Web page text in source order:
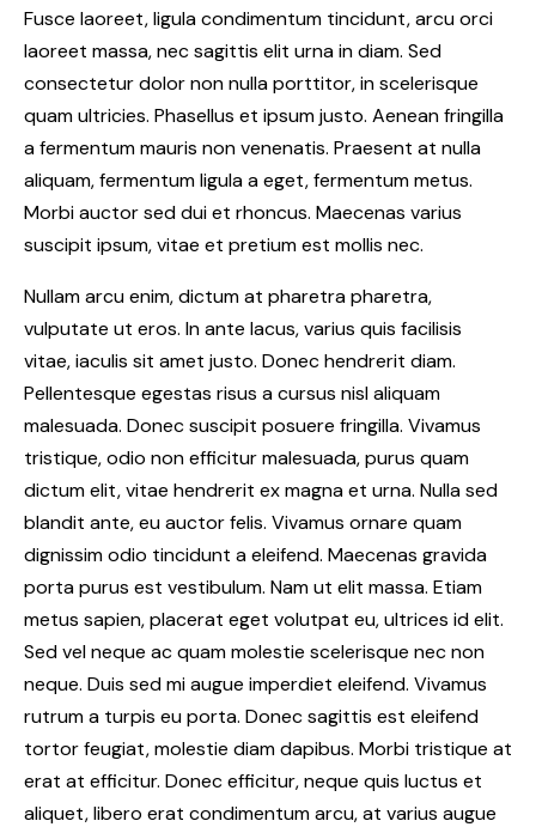
Fusce laoreet, ligula condimentum tincidunt, arcu orci
laoreet massa, nec sagittis elit urna in diam. Sed
consectetur dolor non nulla porttitor, in scelerisque
quam ultricies. Phasellus et ipsum justo. Aenean fringilla
a fermentum mauris non venenatis. Praesent at nulla
aliquam, fermentum ligula a eget, fermentum metus.
Morbi auctor sed dui et rhoncus. Maecenas varius
suscipit ipsum, vitae et pretium est mollis nec.
Nullam arcu enim, dictum at pharetra pharetra,
vulputate ut eros. In ante lacus, varius quis facilisis
vitae, iaculis sit amet justo. Donec hendrerit diam.
Pellentesque egestas risus a cursus nisl aliquam
malesuada. Donec suscipit posuere fringilla. Vivamus
tristique, odio non efficitur malesuada, purus quam
dictum elit, vitae hendrerit ex magna et urna. Nulla sed
blandit ante, eu auctor felis. Vivamus ornare quam
dignissim odio tincidunt a eleifend. Maecenas gravida
porta purus est vestibulum. Nam ut elit massa. Etiam
metus sapien, placerat eget volutpat eu, ultrices id elit.
Sed vel neque ac quam molestie scelerisque nec non
neque. Duis sed mi augue imperdiet eleifend. Vivamus
rutrum a turpis eu porta. Donec sagittis est eleifend
tortor feugiat, molestie diam dapibus. Morbi tristique at
erat at efficitur. Donec efficitur, neque quis luctus et
aliquet, libero erat condimentum arcu, at varius augue